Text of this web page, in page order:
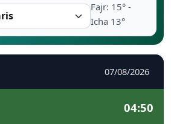
Coran
Fajr: 15° -
Icha 13°
07/08/2026
04:50